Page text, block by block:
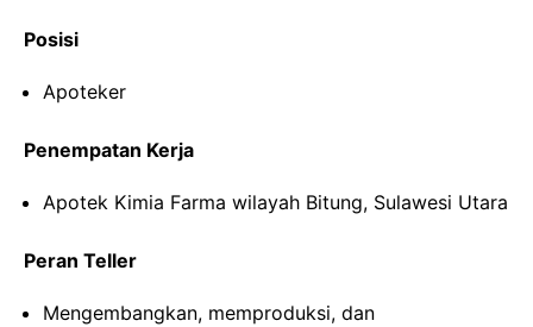
Posisi
Apoteker
Penempatan Kerja
Apotek Kimia Farma wilayah Bitung, Sulawesi Utara
Peran Teller
Mengembangkan, memproduksi, dan